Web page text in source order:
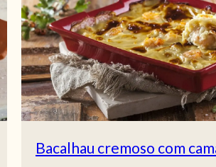
Bacalhau cremoso com